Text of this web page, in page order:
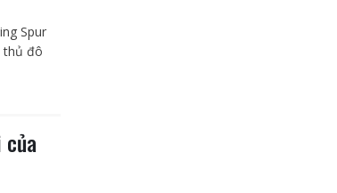
Spur
thủ đô
của